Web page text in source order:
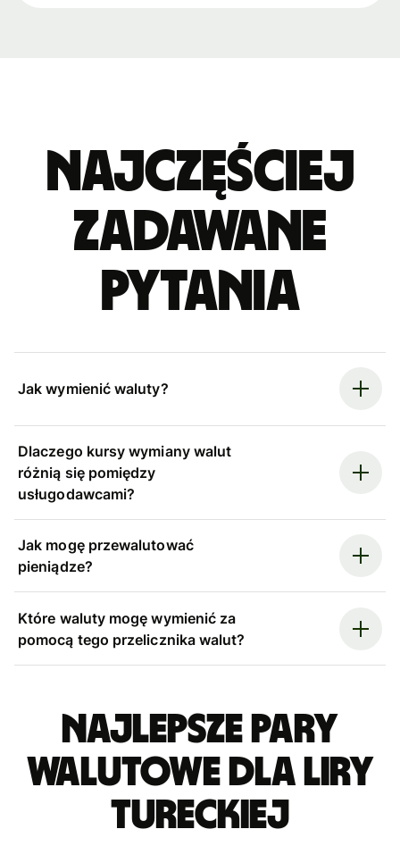
Najczęściej
zadawane
pytania
Jak wymienić waluty?
Dlaczego kursy wymiany walut
różnią się pomiędzy
usługodawcami?
Jak mogę przewalutować
pieniądze?
Które waluty mogę wymienić za
pomocą tego przelicznika walut?
Najlepsze pary
walutowe dla liry
tureckiej